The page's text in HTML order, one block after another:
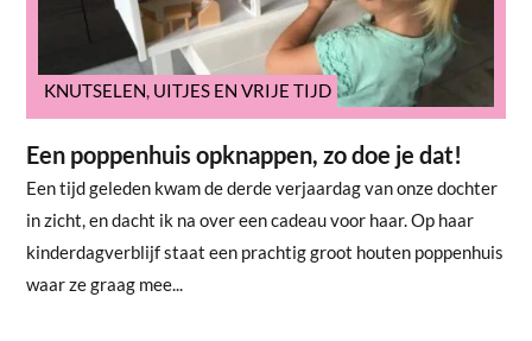
KNUTSELEN, UITJES EN VRIJE TIJD
Een poppenhuis opknappen, zo doe je dat!
Een tijd geleden kwam de derde verjaardag van onze dochter
in zicht, en dacht ik na over een cadeau voor haar. Op haar
kinderdagverblijf staat een prachtig groot houten poppenhuis
waar ze graag mee...